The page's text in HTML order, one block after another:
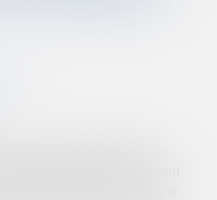
pergola indépendante ou
les démarches seront
que le juge a bien reconnu